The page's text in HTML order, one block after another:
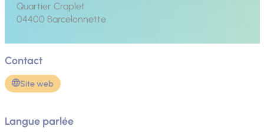
Quartier Craplet
04400 Barcelonnette
Contact
Site web
Langue parlée